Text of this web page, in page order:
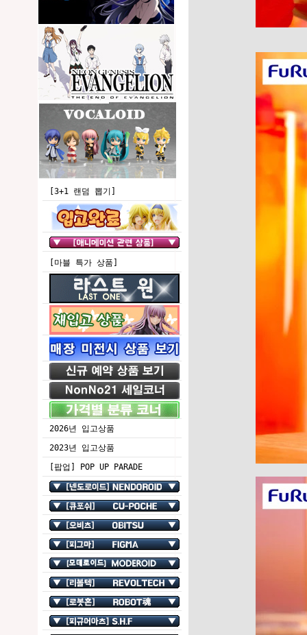
[3+1 랜덤 뽑기]
[마블 특가 상품]
2026년 입고상품
2023년 입고상품
[팝업] POP UP PARADE